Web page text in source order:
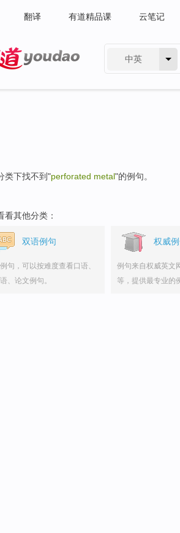
翻译 有道精品课 云笔记
中英
类下找不到"perforated metal"的例句。
看其他分类：
双语例句
句，可以按难度查看口语、
、论文例句。
权威
例句来自权威英文
等，提供最专业的